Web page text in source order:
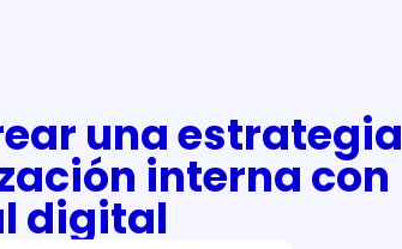
una estrategia
interna con
digital